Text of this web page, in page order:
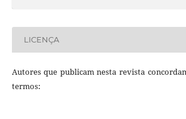
LICENÇA
Autores que publicam nesta revista
termos: